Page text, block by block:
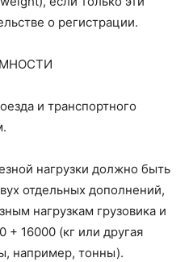
о регистрации.
и транспортного
нагрузки должно быть
отдельных дополнений,
нагрузкам грузовика и
16000 (кг или другая
например, тонны).